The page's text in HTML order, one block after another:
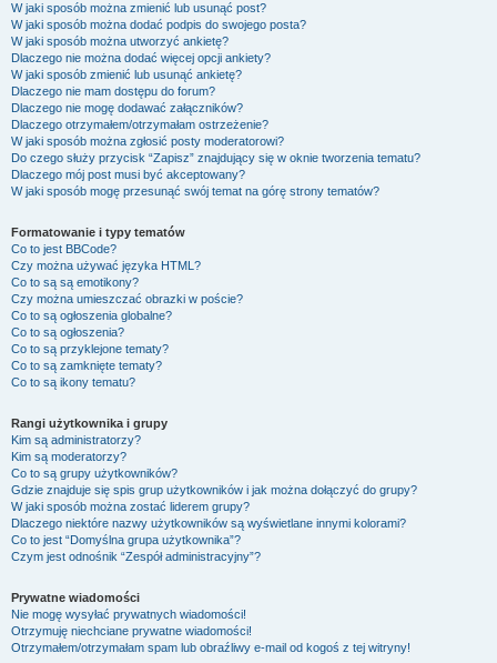
W jaki sposób można zmienić lub usunąć post?
W jaki sposób można dodać podpis do swojego posta?
W jaki sposób można utworzyć ankietę?
Dlaczego nie można dodać więcej opcji ankiety?
W jaki sposób zmienić lub usunąć ankietę?
Dlaczego nie mam dostępu do forum?
Dlaczego nie mogę dodawać załączników?
Dlaczego otrzymałem/otrzymałam ostrzeżenie?
W jaki sposób można zgłosić posty moderatorowi?
Do czego służy przycisk “Zapisz” znajdujący się w oknie tworzenia tematu?
Dlaczego mój post musi być akceptowany?
W jaki sposób mogę przesunąć swój temat na górę strony tematów?
Formatowanie i typy tematów
Co to jest BBCode?
Czy można używać języka HTML?
Co to są są emotikony?
Czy można umieszczać obrazki w poście?
Co to są ogłoszenia globalne?
Co to są ogłoszenia?
Co to są przyklejone tematy?
Co to są zamknięte tematy?
Co to są ikony tematu?
Rangi użytkownika i grupy
Kim są administratorzy?
Kim są moderatorzy?
Co to są grupy użytkowników?
Gdzie znajduje się spis grup użytkowników i jak można dołączyć do grupy?
W jaki sposób można zostać liderem grupy?
Dlaczego niektóre nazwy użytkowników są wyświetlane innymi kolorami?
Co to jest “Domyślna grupa użytkownika”?
Czym jest odnośnik “Zespół administracyjny”?
Prywatne wiadomości
Nie mogę wysyłać prywatnych wiadomości!
Otrzymuję niechciane prywatne wiadomości!
Otrzymałem/otrzymałam spam lub obraźliwy e-mail od kogoś z tej witryny!